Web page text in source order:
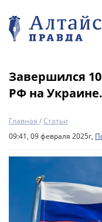
Завершился
РФ на
Главная /Статьи
09:41, 09 февраля 2025г,